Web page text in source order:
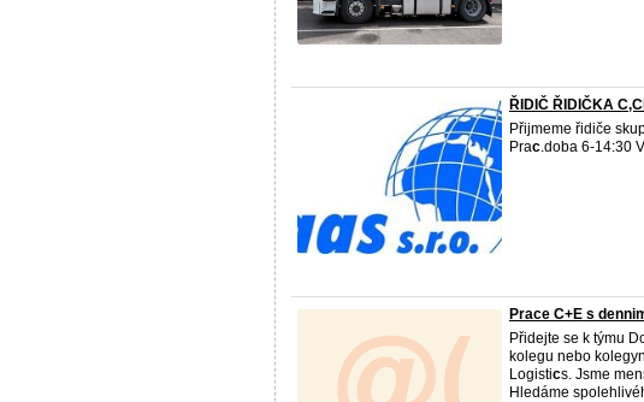
ŘIDIČ ŘIDIČKA
Přijmeme řidiče
Prac.doba 6-14:30
Prace C+E s
Přidejte se k týmu
kolegu nebo
Logistics. Jsme
Hledáme